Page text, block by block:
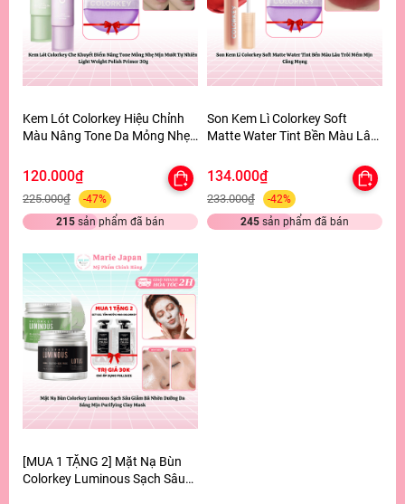
Kem Lót Colorkey Hiệu Chỉnh
Màu Nâng Tone Da Mỏng Nhẹ
Primer 30g - TẶNG 1 BÔNG
120.000₫
225.000₫
-47%
215 sản phẩm đã bán
Son Kem Lì Colorkey Soft
Matte Water Tint Bền Màu Lâu
BÔNG MÚT TÍM
134.000₫
233.000₫
-42%
245 sản phẩm đã bán
[MUA 1 TẶNG 2] Mặt Nạ Bùn
Colorkey Luminous Sạch Sâu